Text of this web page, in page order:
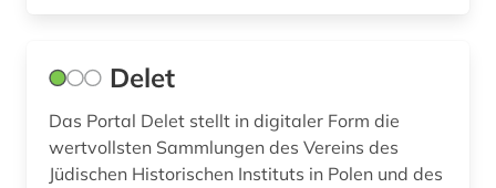
Delet
Das Portal Delet stellt in digitaler Form die
wertvollsten Sammlungen des Vereins des
Jüdischen Historischen Instituts in Polen und des